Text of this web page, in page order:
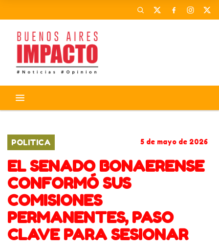
POLITICA 5 de mayo de 2026
EL SENADO BONAERENSE
CONFORMÓ SUS
COMISIONES
PERMANENTES, PASO
CLAVE PARA SESIONAR